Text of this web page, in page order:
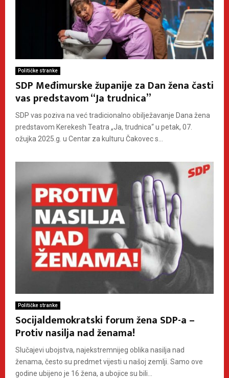
Političke stranke
SDP Međimurske županije za Dan žena časti
vas predstavom “Ja trudnica”
SDP vas poziva na već tradicionalno obilježavanje Dana žena
predstavom Kerekesh Teatra „Ja, trudnica“ u petak, 07.
ožujka 2025.g. u Centar za kulturu Čakovec s...
Političke stranke
Socijaldemokratski forum žena SDP-a –
Protiv nasilja nad ženama!
Slučajevi ubojstva, najekstremnijeg oblika nasilja nad
ženama, često su predmet vijesti u našoj zemlji. Samo ove
godine ubijeno je 16 žena, a ubojice su bili...